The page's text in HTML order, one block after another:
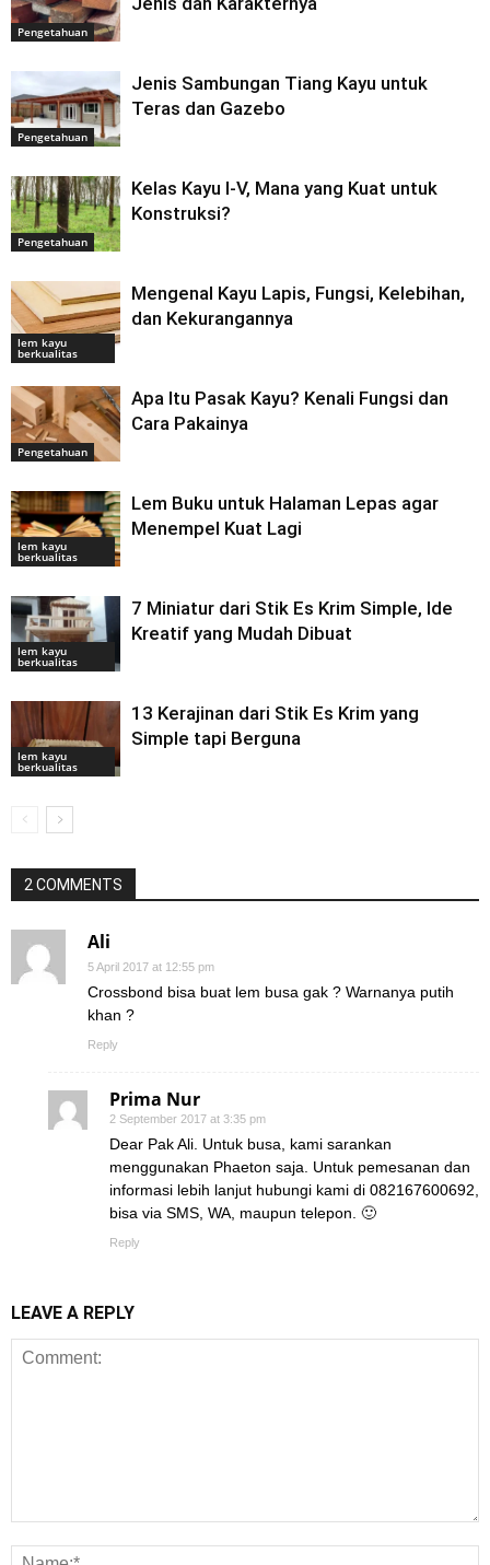
Pengetahuan
Pengetahuan
Jenis Sambungan Tiang Kayu untuk
Teras dan Gazebo
Pengetahuan
Kelas Kayu I-V, Mana yang Kuat untuk
Konstruksi?
lem kayu
berkualitas
Mengenal Kayu Lapis, Fungsi, Kelebihan,
dan Kekurangannya
Pengetahuan
Apa Itu Pasak Kayu? Kenali Fungsi dan
Cara Pakainya
lem kayu
berkualitas
Lem Buku untuk Halaman Lepas agar
Menempel Kuat Lagi
lem kayu
berkualitas
7 Miniatur dari Stik Es Krim Simple, Ide
Kreatif yang Mudah Dibuat
lem kayu
berkualitas
13 Kerajinan dari Stik Es Krim yang
Simple tapi Berguna
2 COMMENTS
Ali
5 April 2017 at 12:55 pm
Crossbond bisa buat lem busa gak ? Warnanya putih
khan ?
Reply
Prima Nur
2 September 2017 at 3:35 pm
Dear Pak Ali. Untuk busa, kami sarankan
menggunakan Phaeton saja. Untuk pemesanan dan
informasi lebih lanjut hubungi kami di 082167600692,
bisa via SMS, WA, maupun telepon. 🙂
Reply
LEAVE A REPLY